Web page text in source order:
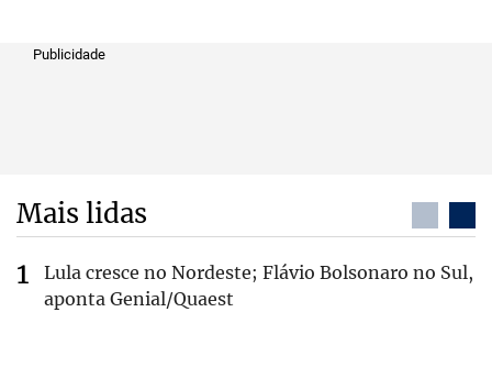
Publicidade
Mais lidas
Lula cresce no Nordeste; Flávio Bolsonaro no Sul,
aponta Genial/Quaest